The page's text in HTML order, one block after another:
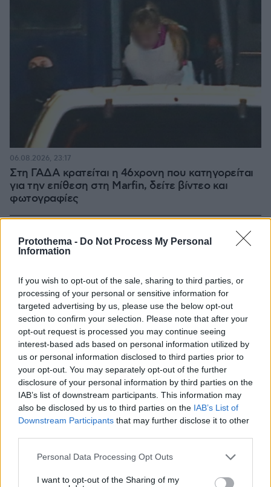
Protothema - Do Not Process My Personal
Information
If you wish to opt-out of the sale, sharing to third parties, or
processing of your personal or sensitive information for
targeted advertising by us, please use the below opt-out
section to confirm your selection. Please note that after your
opt-out request is processed you may continue seeing
interest-based ads based on personal information utilized by
us or personal information disclosed to third parties prior to
your opt-out. You may separately opt-out of the further
disclosure of your personal information by third parties on the
IAB’s list of downstream participants. This information may
also be disclosed by us to third parties on the IAB’s List of
Downstream Participants that may further disclose it to other
Please note that this website/app uses one or more Google
not limited to your visit or usage behaviour. You may click to
Personal Data Processing Opt Outs
I want to opt-out of the Sharing of my
Στη ΓΑΔΑ κρατείται η 46χρονη που κατηγορείται
για την επίθεση στη Marfin, δείτε βίντεο και
φωτογραφίες
06.08.2026, 23:17